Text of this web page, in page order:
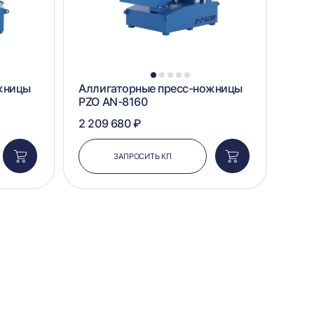
Добавить
в
корзину
1 2 3 4 5
Аллигаторные пресс-ножницы
PZO AN-8160
2 209 680 ₽
ЗАПРОСИТЬ КП
Добавить
в
корзину